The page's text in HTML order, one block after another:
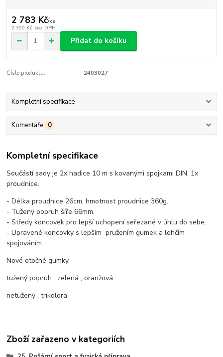
2 783 Kč/ks
2 300 Kč bez DPH
Přidat do košíku
Číslo produktu: 2403027
Kompletní specifikace
Komentáře 0
Kompletní specifikace
Součástí sady je 2x hadice 10 m s kovanými spojkami DIN, 1x
proudnice.
- Délka proudnice 26cm, hmotnost proudnice 360g.
- Tužený popruh šíře 66mm.
- Středy koncovek pro lepší uchopení seřezané v úhlu do sebe.
- Upravené koncovky s lepším pružením gumek a lehčím
spojováním.
Nové otočné gumky.
tužený popruh : zelená , oranžová
netužený : trikolora
Zboží zařazeno v kategoriích